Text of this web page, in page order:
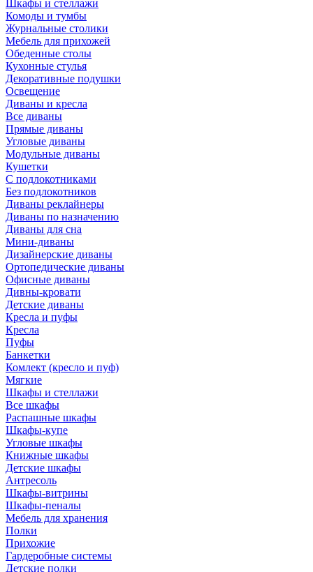
Шкафы и стеллажи
Комоды и тумбы
Журнальные столики
Мебель для прихожей
Обеденные столы
Кухонные стулья
Декоративные подушки
Освещение
Диваны и кресла
Все диваны
Прямые диваны
Угловые диваны
Модульные диваны
Кушетки
С подлокотниками
Без подлокотников
Диваны реклайнеры
Диваны по назначению
Диваны для сна
Мини-диваны
Дизайнерские диваны
Ортопедические диваны
Офисные диваны
Дивны-кровати
Детские диваны
Кресла и пуфы
Кресла
Пуфы
Банкетки
Комлект (кресло и пуф)
Мягкие
Шкафы и стеллажи
Все шкафы
Распашные шкафы
Шкафы-купе
Угловые шкафы
Книжные шкафы
Детские шкафы
Антресоль
Шкафы-витрины
Шкафы-пеналы
Мебель для хранения
Полки
Прихожие
Гардеробные системы
Детские полки